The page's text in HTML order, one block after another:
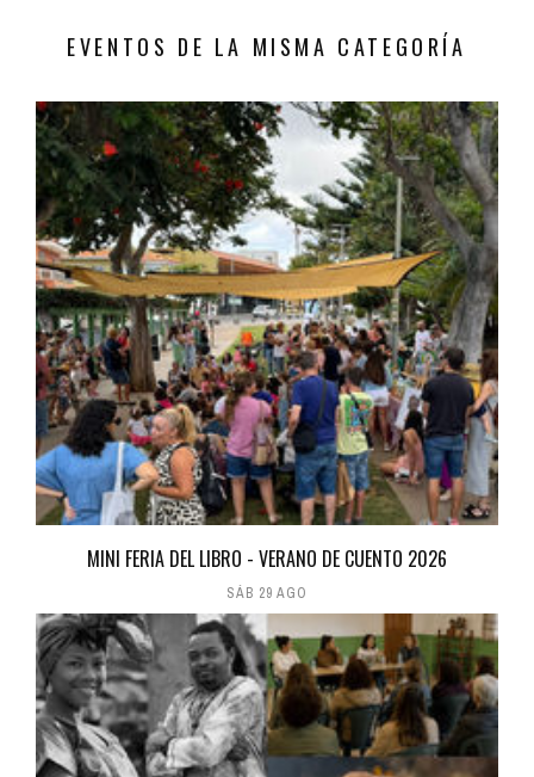
EVENTOS DE LA MISMA CATEGORÍA
MINI FERIA DEL LIBRO - VERANO DE CUENTO 2026
SÁB 29 AGO